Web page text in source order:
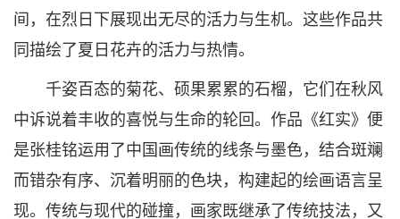
间，在烈日下展现出无尽的活力与生机。这些作品共
同描绘了夏日花卉的活力与热情。
千姿百态的菊花、硕果累累的石榴，它们在秋风
中诉说着丰收的喜悦与生命的轮回。作品《红实》便
是张桂铭运用了中国画传统的线条与墨色，结合斑斓
而错杂有序、沉着明丽的色块，构建起的绘画语言呈
现。传统与现代的碰撞，画家既继承了传统技法，又